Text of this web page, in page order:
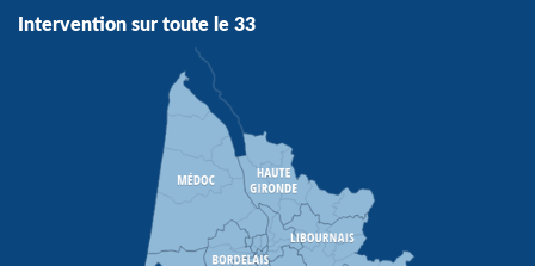
Intervention sur toute le 33